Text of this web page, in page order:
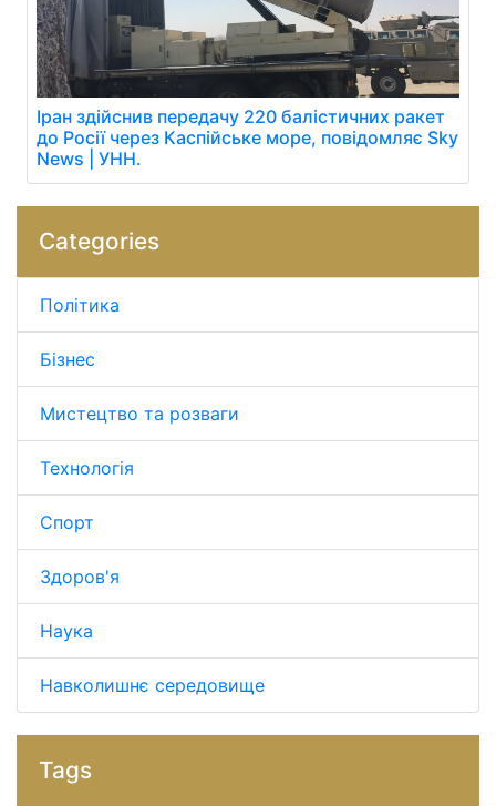
Іран здійснив передачу 220 балістичних ракет
до Росії через Каспійське море, повідомляє Sky
News | УНН.
Categories
Політика
Бізнес
Мистецтво та розваги
Технологія
Спорт
Здоров'я
Наука
Навколишнє середовище
Tags